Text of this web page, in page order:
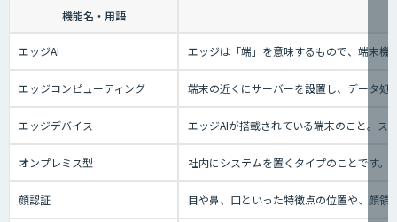
機能名・用語
エッジAI エッジは「端」を意味するもので、端末機
エッジコンピューティング 端末の近くにサーバーを設置し、データ処
エッジデバイス エッジAIが搭載されている端末のこと。ス
オンプレミス型 社内にシステムを置くタイプのことです
顔認証 目や鼻、口といった特徴点の位置や、顔